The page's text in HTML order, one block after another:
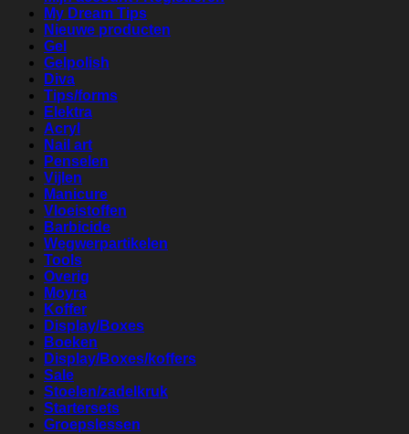
My Dream Tips
Nieuwe producten
Gel
Gelpolish
Diva
Tips/forms
Elektra
Acryl
Nail art
Penselen
Vijlen
Manicure
Vloeistoffen
Barbicide
Wegwerpartikelen
Tools
Overig
Moyra
Koffer
Display/Boxes
Boeken
Display/Boxes/koffers
Sale
Stoelen/zadelkruk
Startersets
Groepslessen